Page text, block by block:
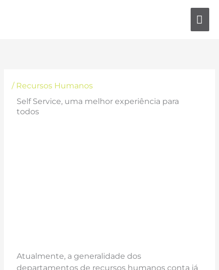
/ Recursos Humanos
Self Service, uma melhor experiência para
todos
Atualmente, a generalidade dos
departamentos de recursos humanos conta já